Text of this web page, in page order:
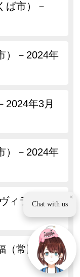
ば市）－
）－2024年
2024年3月
）－2024年
ィラ（日
（常陸大宮
×
Chat with us